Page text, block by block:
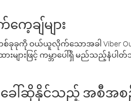
ေ့ချ်များ
ခုခုကို ဝယ်ယူလိုက်သောအခါ Viber
များဖြင့် ကမ္ဘာပေါ်ရှိ မည်သည့်နံပါ
ခေါ်ဆိုနိုင်သည့် အစီအစဉ်